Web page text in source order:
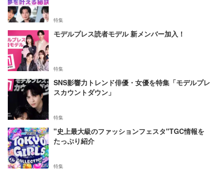
特集
モデルプレス読者モデル 新メンバー加入！
特集
SNS影響力トレンド俳優・女優を特集「モデルプレ
スカウントダウン」
特集
"史上最大級のファッションフェスタ"TGC情報を
たっぷり紹介
特集